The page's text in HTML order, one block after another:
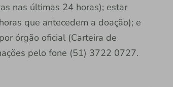
nas últimas 24 horas); estar
que antecedem a doação); e
órgão oficial (Carteira de
pelo fone (51) 3722 0727.